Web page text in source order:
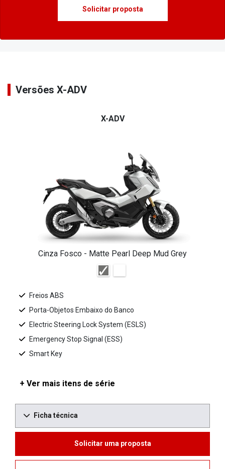
Solicitar proposta
Versões X-ADV
X-ADV
Cinza Fosco - Matte Pearl Deep Mud Grey
Freios ABS
Porta-Objetos Embaixo do Banco
Electric Steering Lock System (ESLS)
Emergency Stop Signal (ESS)
Smart Key
+ Ver mais itens de série
Ficha técnica
Solicitar uma proposta